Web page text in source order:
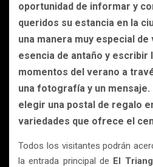
oportunidad de informar y
queridos su estancia en la
una manera muy especial
esencia de antaño y escribir
momentos del verano a
una fotografía y un mensaje.
elegir una postal de regalo
variedades que ofrece el
Todos los visitantes podrán
la entrada principal de El